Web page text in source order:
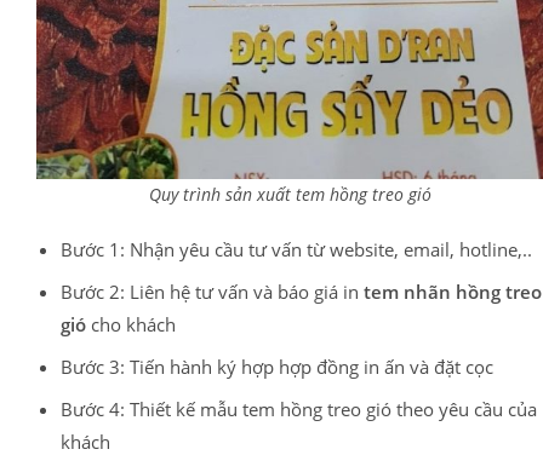
Quy trình sản xuất tem hồng treo gió
Bước 1: Nhận yêu cầu tư vấn từ website, email, hotline,..
Bước 2: Liên hệ tư vấn và báo giá in tem nhãn hồng treo
gió cho khách
Bước 3: Tiến hành ký hợp hợp đồng in ấn và đặt cọc
Bước 4: Thiết kế mẫu tem hồng treo gió theo yêu cầu của
khách